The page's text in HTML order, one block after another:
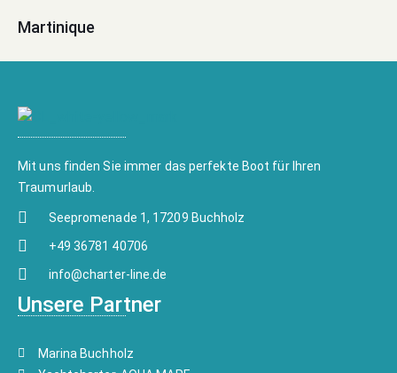
Martinique
Mit uns finden Sie immer das perfekte Boot für Ihren
Traumurlaub.
Seepromenade 1, 17209 Buchholz
+49 36781 40706
info@charter-line.de
Unsere Partner
Marina Buchholz